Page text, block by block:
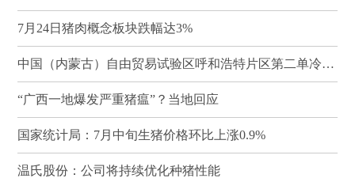
7月24日猪肉概念板块跌幅达3%
中国（内蒙古）自由贸易试验区呼和浩特片区第二单冷冻猪肉发往蒙古国
“广西一地爆发严重猪瘟”？当地回应
国家统计局：7月中旬生猪价格环比上涨0.9%
温氏股份：公司将持续优化种猪性能